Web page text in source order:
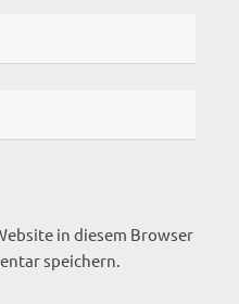
in diesem Browser
speichern.